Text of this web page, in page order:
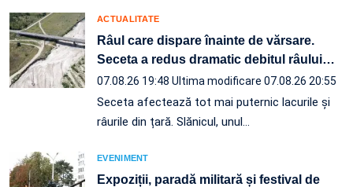
ACTUALITATE
Râul care dispare înainte de vărsare.
Seceta a redus dramatic debitul râului…
07.08.26 19:48 Ultima modificare 07.08.26 20:55
Seceta afectează tot mai puternic lacurile și
râurile din țară. Slănicul, unul…
EVENIMENT
Expoziții, paradă militară și festival de